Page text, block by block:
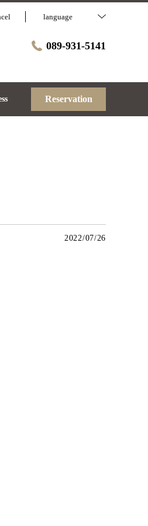
language
089-931-5141
Reservation
2022/07/26